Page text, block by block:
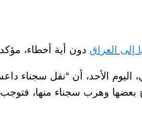
العراق دون أية أخطاء،
الأحد، أن “نقل سجناء
وهرب سجناء منها،